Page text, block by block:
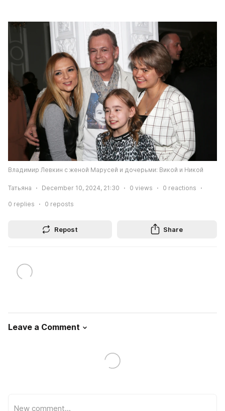
Владимир Левкин с женой Марусей и дочерьми: Викой и Никой
Татьяна December 10, 2024, 21:30 0 views 0 reactions
0 replies 0 reposts
Repost Share
Leave a Comment